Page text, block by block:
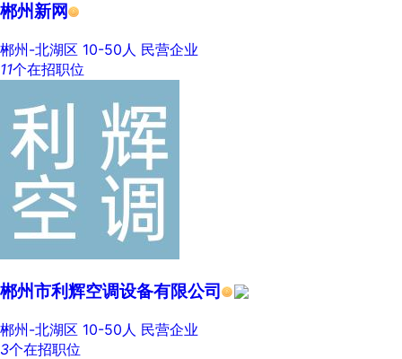
郴州新网
郴州-北湖区 10-50人 民营企业
11个在招职位
郴州市利辉空调设备有限公司
郴州-北湖区 10-50人 民营企业
3个在招职位